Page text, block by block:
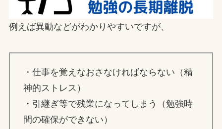
例えば異動などがわかりやすいですが、
・仕事を覚えなおさなければならない（精
神的ストレス）
・引継ぎ等で残業になってしまう（勉強時
間の確保ができない）